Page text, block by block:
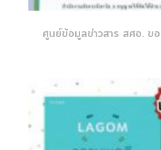
ศูนย์ข้อมูลข่าวสาร สศอ. ข